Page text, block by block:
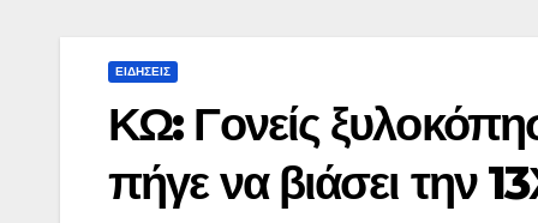
ΕΙΔΉΣΕΙΣ
ΚΩ: Γονείς
πήγε να βιάσει την